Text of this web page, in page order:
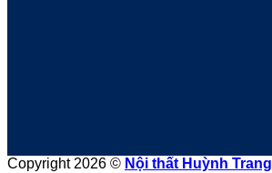
Copyright 2026 © Nội thất Huỳnh Trang